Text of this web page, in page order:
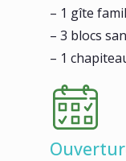
– 1 gîte
– 3 blocs
– 1